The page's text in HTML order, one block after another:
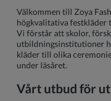
Välkommen till Zoya
högkvalitativa festkläder
Vi förstår att skolor,
utbildningsinstitutioner
kläder till olika
under läsåret.
Vårt utbud för